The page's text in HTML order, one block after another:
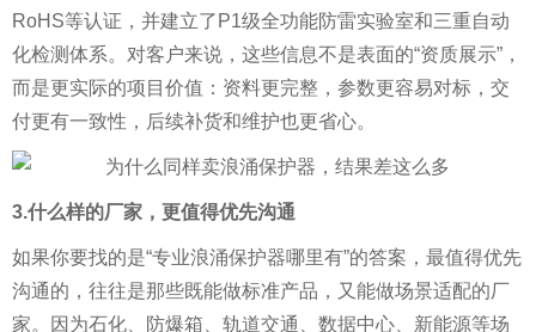
RoHS等认证，并建立了P1级全功能防雷实验室和三重自动
化检测体系。对客户来说，这些信息不是表面的“资质展示”，
而是更实际的项目价值：资料更完整，参数更容易对标，交
付更有一致性，后续补货和维护也更省心。
3.什么样的厂家，更值得优先沟通
如果你要找的是“专业浪涌保护器哪里有”的答案，最值得优先
沟通的，往往是那些既能做标准产品，又能做场景适配的厂
家。因为石化、防爆箱、轨道交通、数据中心、新能源等场